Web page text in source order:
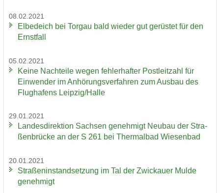
08.02.2021
El­be­deich bei Tor­gau bald wie­der gut ge­rüs­tet für den
Ernst­fall
05.02.2021
Keine Nach­tei­le wegen feh­ler­haf­ter Post­leit­zahl für
Ein­wen­der im An­hö­rungs­ver­fah­ren zum Aus­bau des
Flug­ha­fens Leip­zig/Halle
29.01.2021
Lan­des­di­rek­ti­on Sach­sen ge­neh­migt Neu­bau der Stra­
ßen­brü­cke an der S 261 bei Ther­mal­bad Wie­sen­bad
20.01.2021
Stra­ßen­in­stand­set­zung im Tal der Zwi­ckau­er Mulde
ge­neh­migt